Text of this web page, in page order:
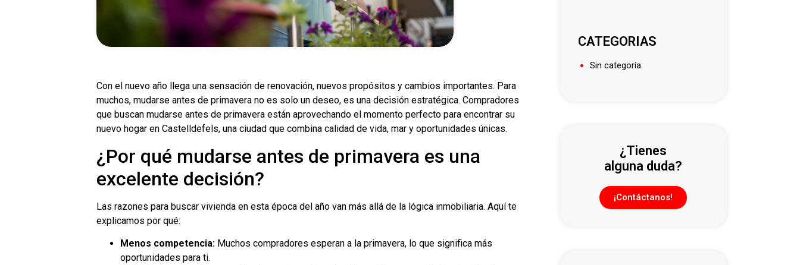
Con el nuevo año llega una sensación de renovación, nuevos propósitos y cambios importantes. Para
muchos, mudarse antes de primavera no es solo un deseo, es una decisión estratégica. Compradores
que buscan mudarse antes de primavera están aprovechando el momento perfecto para encontrar su
nuevo hogar en Castelldefels, una ciudad que combina calidad de vida, mar y oportunidades únicas.
¿Por qué mudarse antes de primavera es una
excelente decisión?
Las razones para buscar vivienda en esta época del año van más allá de la lógica inmobiliaria. Aquí te
explicamos por qué:
Menos competencia: Muchos compradores esperan a la primavera, lo que significa más
oportunidades para ti.
CATEGORIAS
Sin categoría
¿Tienes
alguna duda?
¡Contáctanos!